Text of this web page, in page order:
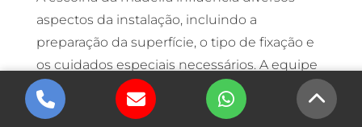
aspectos da instalação, incluindo a
preparação da superfície, o tipo de fixação e
os cuidados especiais necessários. A equipe
da J&R Alves é especializada em trabalhar
com diferentes tipos de madeira e garante